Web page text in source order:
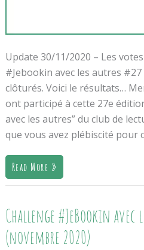
Update 30/11/2020 – Les
#Jebookin avec les autres
clôturés. Voici le résultats…
ont participé à cette 27e
avec les autres” du club de
que vous avez plébiscité pour
Read More »
Challenge #JeBookin avec
(novembre 2020)
Challenge
#JeBookin
Avec
Les